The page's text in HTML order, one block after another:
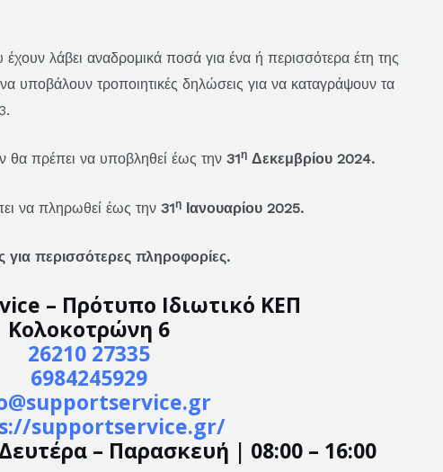
έχουν λάβει αναδρομικά ποσά για ένα ή περισσότερα έτη της
υποβάλουν τροποιητικές δηλώσεις για να καταγράψουν τα
πρέπει να υποβληθεί έως την 31η Δεκεμβρίου 2024.
να πληρωθεί έως την 31η Ιανουαρίου 2025.
για περισσότερες πληροφορίες.
– Πρότυπο Ιδιωτικό ΚΕΠ
Κολοκοτρώνη 6
26210 27335
6984245929
supportservice.gr/
– Παρασκευή | 08:00 – 16:00